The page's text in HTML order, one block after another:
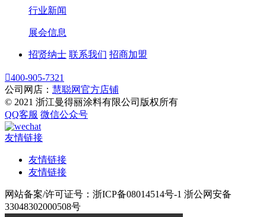
行业新闻
展会信息
招贤纳士 联系我们 招商加盟
400-905-7321
公司网店： 慧聪网官方店铺
© 2021 浙江曼得丽涂料有限公司版权所有
QQ客服 微信公众号
友情链接
友情链接
友情链接
网站备案/许可证号：浙ICP备08014514号-1 浙公网安备
33048302000508号